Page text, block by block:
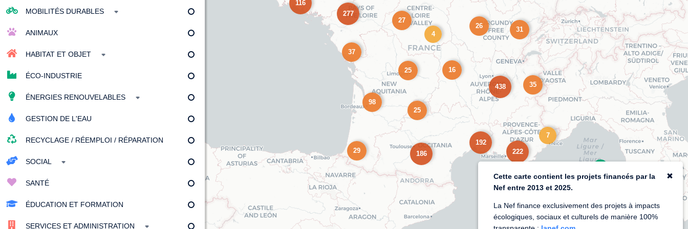
MOBILITÉS DURABLES
ANIMAUX
HABITAT ET OBJET
ÉCO-INDUSTRIE
ÉNERGIES RENOUVELABLES
GESTION DE L'EAU
RECYCLAGE / RÉEMPLOI / RÉPARATION
SOCIAL
SANTÉ
ÉDUCATION ET FORMATION
SERVICES ET ADMINISTRATION
4
37
25
25
27
116
277
29
98
186
7
222
192
35
31
16
26
438
Cette carte contient les projets financés par la
Nef entre 2013 et 2025.
La Nef finance exclusivement des projets à impacts
écologiques, sociaux et culturels de manière 100%